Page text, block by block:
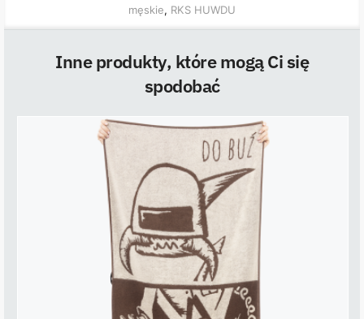
męskie, RKS HUWDU
Inne produkty, które mogą Ci się
spodobać